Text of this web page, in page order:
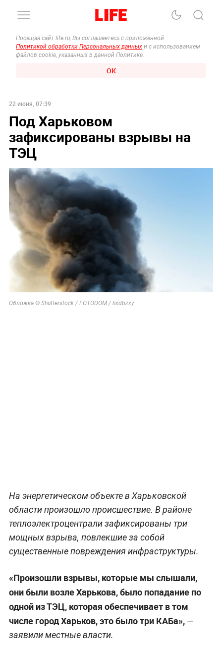
Посещая сайт life.ru, Вы соглашаетесь с приложенной
Политикой обработки Персональных данных и с использованием
файлов cookie, указанных в данной Политике.
ОК
22 июня, 07:39
Под Харьковом
зафиксированы взрывы на
ТЭЦ
Обложка © Shutterstock / FOTODOM / hxdbzxy
На энергетическом объекте в Харьковской
области произошло происшествие. В районе
теплоэлектроцентрали зафиксированы три
мощных взрыва, повлекшие за собой
существенные повреждения инфраструктуры.
«Произошли взрывы, которые мы слышали,
они были возле Харькова, было попадание по
одной из ТЭЦ, которая обеспечивает в том
числе город Харьков, это было три КАБа»,—
заявили местные власти.